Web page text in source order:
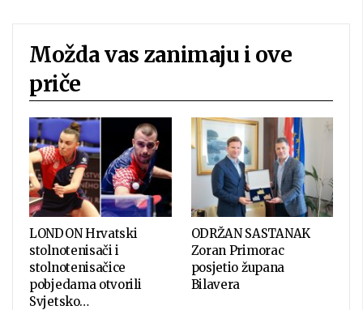
Možda vas zanimaju i ove
priče
LONDON Hrvatski
stolnotenisači i
stolnotenisačice
pobjedama otvorili
Svjetsko…
ODRŽAN SASTANAK
Zoran Primorac
posjetio župana
Bilavera